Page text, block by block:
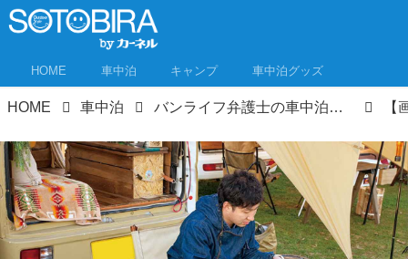
HOME 車中泊 キャンプ 車中泊グッズ
HOME 車中泊 バンライフ弁護士の車中泊ライフ① アウトドアとインドアがつながるボーダーレスな車中泊スタイルとは